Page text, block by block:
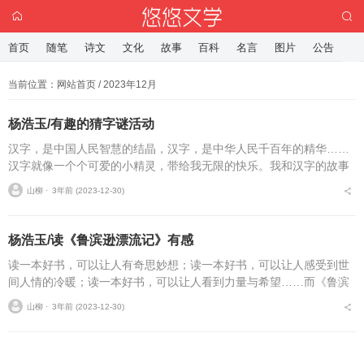
当前位置： 网站首页 / 2023年12月
杨浩玉/有趣的猜字谜活动
汉字，是中国人民智慧的结晶，汉字，是中华人民千百年的精华……
汉字就像一个个可爱的小精灵，带给我无限的快乐。我和汉字的故事
有很多，其中和大家一起猜字谜是让我印象最深刻的。记得那是个风
和日丽的午后，同学们...
山柳 ⋅ 3年前 (2023-12-30)
杨浩玉/读《鲁滨逊漂流记》有感
读一本好书，可以让人有奇思妙想；读一本好书，可以让人感受到世
间人情的冷暖；读一本好书，可以让人看到力量与希望……而《鲁滨
逊漂流记》就是这样一本书。在困难、危险的情况下，主人公鲁滨逊
乐观向上，不屈不挠的...
山柳 ⋅ 3年前 (2023-12-30)
首页 随笔 诗文 文化 故事 百科 名言 图片 公告